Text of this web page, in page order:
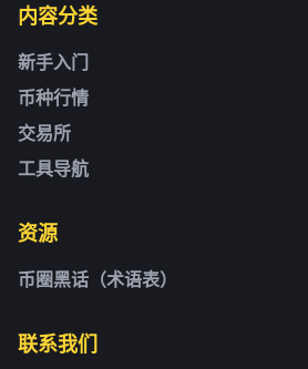
内容分类
新手入门
币种行情
交易所
工具导航
资源
币圈黑话（术语表）
联系我们